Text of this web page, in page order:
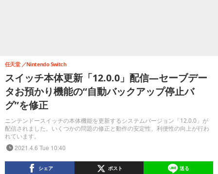
スイッチ本体更新「12.0.0」配信―セーブデー
タお預かり機能の“自動バックアップ停止バ
グ”を修正
ニンテンドースイッチの本体機能を更新するシステムバージョン「12.0.0」が
配信されました。いくつかの問題の修正と動作の安定性、利便性の向上が行わ
れています。
任天堂 Nintendo Switch
2021.4.6 Tue 10:40
シェア ポスト 送る